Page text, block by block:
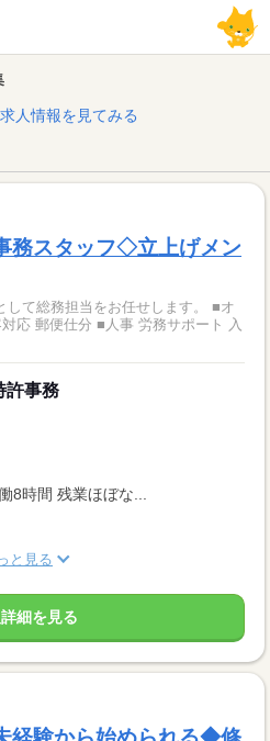
人情報を見てみる
務スタッフ◇立上げメン
て総務担当をお任せします。 ■オ
事 労務サポート 入
許事務
8時間 残業ほぼな...
と見る
細を見る